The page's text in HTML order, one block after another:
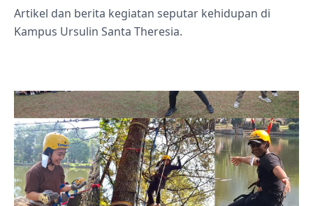
Artikel dan berita kegiatan seputar kehidupan di
Kampus Ursulin Santa Theresia.